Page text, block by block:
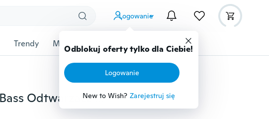
Logowanie
Odblokuj oferty tylko dla Ciebie!
Logowanie
New to Wish? Zarejestruj się
Trendy Moda Przybory dziecięce Więcej
Przewodowe przenośne głośniki mini stereo Bass Odtwarzacz muzyczny Głośnik MP3 TF